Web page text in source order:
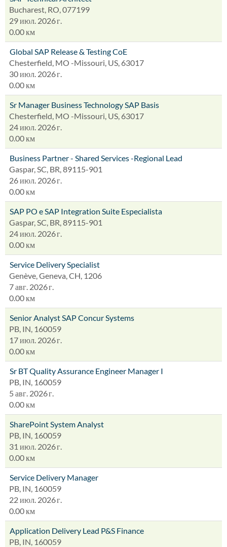
Bucharest, RO, 077199
29 июл. 2026 г.
0.00 км
Global SAP Release & Testing CoE
Chesterfield, MO -Missouri, US, 63017
30 июл. 2026 г.
0.00 км
Sr Manager Business Technology SAP Basis
Chesterfield, MO -Missouri, US, 63017
24 июл. 2026 г.
0.00 км
Business Partner - Shared Services -Regional Lead
Gaspar, SC, BR, 89115-901
26 июл. 2026 г.
0.00 км
SAP PO e SAP Integration Suite Especialista
Gaspar, SC, BR, 89115-901
24 июл. 2026 г.
0.00 км
Service Delivery Specialist
Genève, Geneva, CH, 1206
7 авг. 2026 г.
0.00 км
Senior Analyst SAP Concur Systems
PB, IN, 160059
17 июл. 2026 г.
0.00 км
Sr BT Quality Assurance Engineer Manager I
PB, IN, 160059
5 авг. 2026 г.
0.00 км
SharePoint System Analyst
PB, IN, 160059
31 июл. 2026 г.
0.00 км
Service Delivery Manager
PB, IN, 160059
22 июл. 2026 г.
0.00 км
Application Delivery Lead P&S Finance
PB, IN, 160059